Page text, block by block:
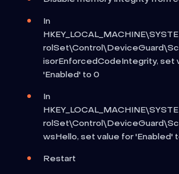
In
isorEnforcedCodeIntegrity, set
'Enabled' to 0
In
wsHello, set value for 'Enabled'
Restart